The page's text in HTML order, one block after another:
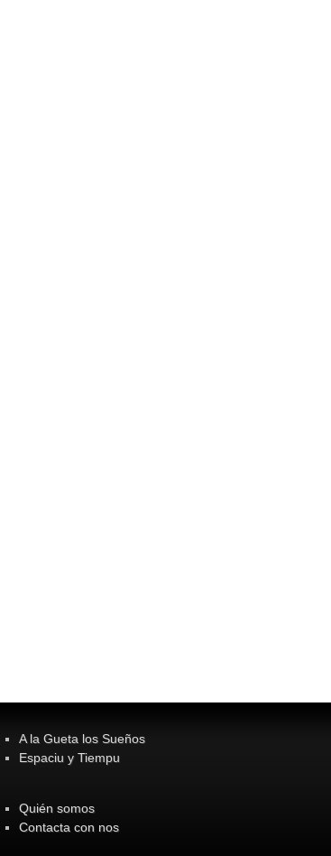
A la Gueta los Sueños
Espaciu y Tiempu
Quién somos
Contacta con nos